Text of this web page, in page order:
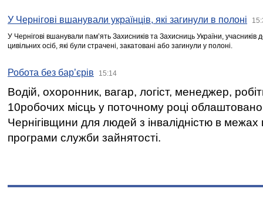
У Чернігові вшанували українців, які загинули в полоні
У Чернігові вшанували пам’ять Захисників та Захисниць України,
цивільних осіб, які були страчені, закатовані або загинули у полоні.
Робота без бар’єрів 15:14
Водій, охоронник, вагар, логіст, менеджер,
10робочих місць у поточному році
Чернігівщини для людей з інвалідністю в межах
програми служби зайнятості.